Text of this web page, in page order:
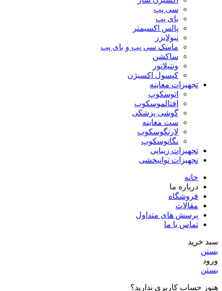
سی پپ
بای پپ
پالس اکسیمتر
نبولایزر
ماسک سی پپ و بای پپ
ساکشن
ونتیلاتور
کپسول اکسیژن
تجهیزات معاینه
اتوسکوپ
افتالموسکوپ
گوشی پزشکی
ست معاینه
لارنگوسکوپ
نگاتوسکوپ
تجهیزات زیبایی
تجهیزات توانبخشی
خانه
درباره ما
فروشگاه
مقالات
پرسش های متداول
تماس با ما
سبد خرید
بستن
ورود
بستن
هنوز حساب کاربری ندارید؟